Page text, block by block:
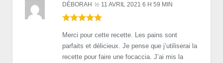
DÉBORAH le 11 AVRIL 2021 6 H 59 MIN
Merci pour cette recette. Les pains sont
parfaits et délicieux. Je pense que j’utiliserai la
recette pour faire une focaccia. J’ai mis la